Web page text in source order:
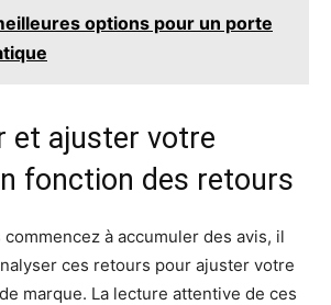
options pour un porte
et ajuster votre
fonction des retours
à accumuler des avis, il
ces retours pour ajuster votre
marque. La lecture attentive de ces